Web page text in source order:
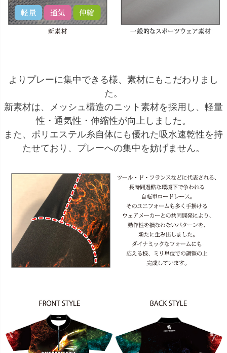
よりプレーに集中できる様、素材にもこだわりまし
た。
新素材は、メッシュ構造のニット素材を採用し、軽量
性・通気性・伸縮性が向上しました。
また、ポリエステル糸自体にも優れた吸水速乾性を持
たせており、プレーへの集中を妨げません。